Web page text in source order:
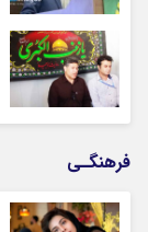
فرهنگـی